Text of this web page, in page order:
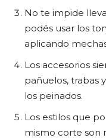
No te impide
podés usar los
aplicando
Los accesorios
pañuelos, trabas
los peinados.
Los estilos que
mismo corte son